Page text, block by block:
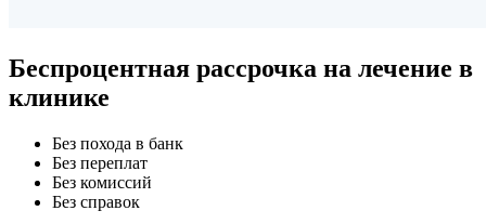
Беспроцентная рассрочка на лечение в
клинике
Без похода в банк
Без переплат
Без комиссий
Без справок